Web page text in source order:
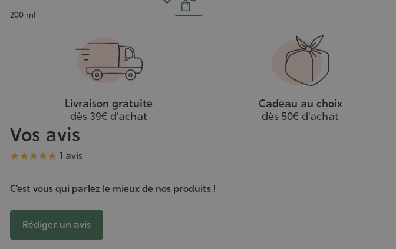
Contenance
200 ml
Ajouter
Livraison gratuite
dès 39€ d’achat
Cadeau au choix
dès 50€ d’achat
Vos avis
Note
     1 avis
C’est vous qui parlez le mieux de nos produits !
Rédiger un avis